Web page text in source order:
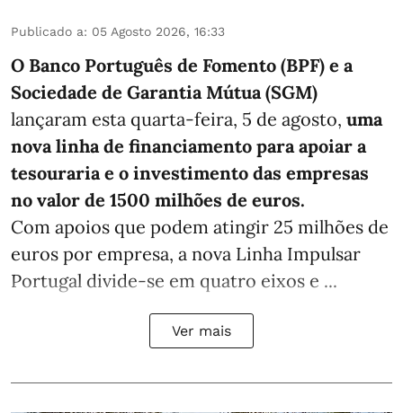
Publicado a: 05 Agosto 2026, 16:33
O Banco Português de Fomento (BPF) e a
Sociedade de Garantia Mútua (SGM)
lançaram esta quarta-feira, 5 de agosto, uma
nova linha de financiamento para apoiar a
tesouraria e o investimento das empresas
no valor de 1500 milhões de euros.
Com apoios que podem atingir 25 milhões de
euros por empresa, a nova Linha Impulsar
Portugal divide-se em quatro eixos e ...
Ver mais